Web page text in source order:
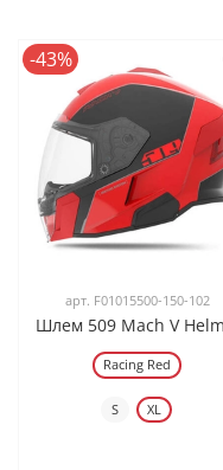
-43%
арт. F01015500-150-102
Шлем 509 Mach V
Racing Red
S XL